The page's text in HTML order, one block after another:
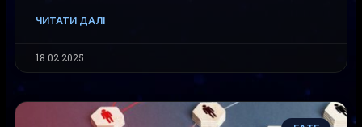
ЧИТАТИ ДАЛІ
18.02.2025